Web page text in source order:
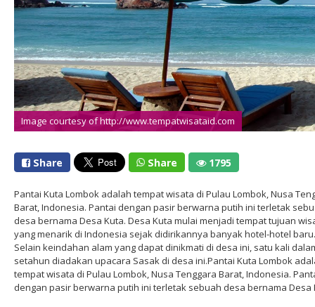
Image courtesy of http://www.tempatwisataid.com
Share Share 1795
Pantai Kuta Lombok adalah tempat wisata di Pulau Lombok, Nusa
Barat, Indonesia. Pantai dengan pasir berwarna putih ini terletak
desa bernama Desa Kuta. Desa Kuta mulai menjadi tempat tujuan
yang menarik di Indonesia sejak didirikannya banyak hotel-hotel baru.
Selain keindahan alam yang dapat dinikmati di desa ini, satu kali
setahun diadakan upacara Sasak di desa ini.Pantai Kuta Lombok
tempat wisata di Pulau Lombok, Nusa Tenggara Barat, Indonesia.
dengan pasir berwarna putih ini terletak sebuah desa bernama Desa